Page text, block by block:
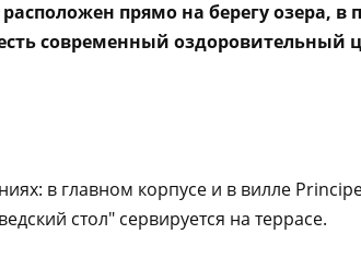
прямо на берегу озера,
современный оздоровительный
в главном корпусе и в вилле
стол" сервируется на террасе.